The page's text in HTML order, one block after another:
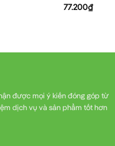
77.200₫
được mọi ý kiến đóng góp từ
dịch vụ và sản phẩm tốt hơn